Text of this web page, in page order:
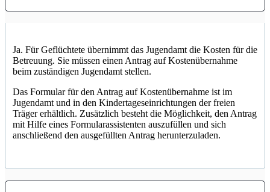
Ja. Für Geflüchtete übernimmt das Jugendamt die Kosten für die
Betreuung. Sie müssen einen Antrag auf Kostenübernahme
beim zuständigen Jugendamt stellen.
Das Formular für den Antrag auf Kostenübernahme ist im
Jugendamt und in den Kindertageseinrichtungen der freien
Träger erhältlich. Zusätzlich besteht die Möglichkeit, den Antrag
mit Hilfe eines Formularassistenten auszufüllen und sich
anschließend den ausgefüllten Antrag herunterzuladen.